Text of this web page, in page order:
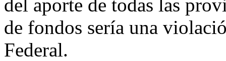
del aporte de todas las
de fondos sería una
Federal.